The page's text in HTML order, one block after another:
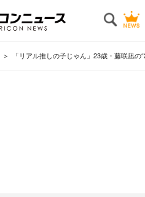
「リアル推しの子じゃん」23歳・藤咲凪